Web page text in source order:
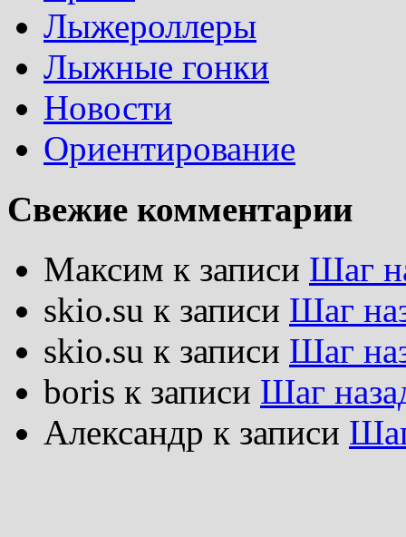
Лыжероллеры
Лыжные гонки
Новости
Ориентирование
Свежие комментарии
Максим к записи Шаг
skio.su к записи Шаг
skio.su к записи Шаг
boris к записи Шаг
Александр к записи